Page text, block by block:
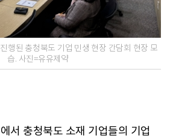
행된 충청북도 기업 민생 현장 간담회 현장 모
습. 사진=유유제약
서 충청북도 소재 기업들의 기업